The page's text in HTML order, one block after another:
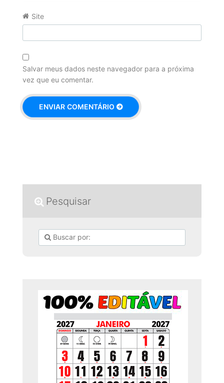
Site
Salvar meus dados neste navegador para a próxima
vez que eu comentar.
Pesquisar